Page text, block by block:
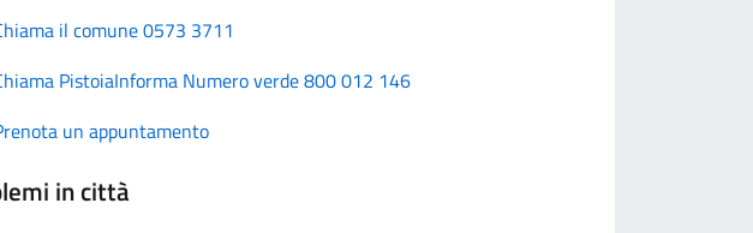
il comune 0573 3711
PistoiaInforma Numero verde 800 012 146
un appuntamento
in città